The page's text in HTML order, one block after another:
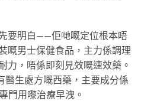
要明白——佢哋嘅定位根本唔
嘅男士保健食品，主力係調理
力，唔係即刻見效嘅速效藥。
醫生處方嘅西藥，主要成分係
門用嚟治療早洩。